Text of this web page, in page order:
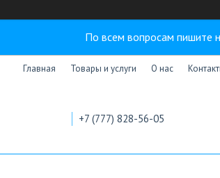
По всем вопросам пишите
Главная Товары и услуги О нас
+7 (777) 828-56-05